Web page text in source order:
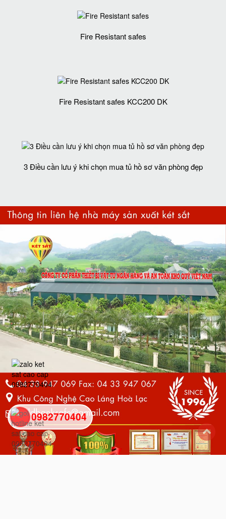
Fire Resistant safes
Fire Resistant safes KCC200 DK
3 Điều cần lưu ý khi chọn mua tủ hồ sơ văn phòng đẹp
0982770404
back